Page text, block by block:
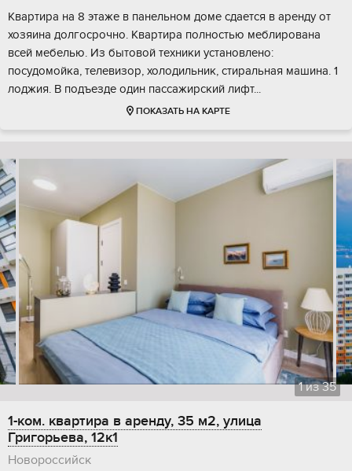
Квартира на 8 этаже в панельном доме сдается в аренду от
хозяина долгосрочно. Квартира полностью меблирована
всей мебелью. Из бытовой техники установлено:
посудомойка, телевизор, холодильник, стиральная машина. 1
лоджия. В подъезде один пассажирский лифт...
ПОКАЗАТЬ НА КАРТЕ
1из35
1-ком. квартира в аренду, 35 м2, улица
Григорьева, 12к1
Новороссийск